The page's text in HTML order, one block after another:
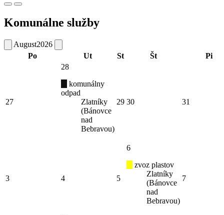
Komunálne služby
August2026
Po
Ut St Št Pi
27
28
komunálny
odpad
Zlatníky
(Bánovce
nad
Bebravou)
29 30 31
3 4 5
6
zvoz plastov
Zlatníky
(Bánovce
nad
Bebravou)
7